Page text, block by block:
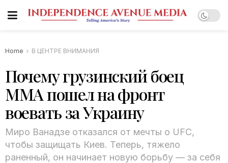
Home В ЦЕНТРЕ ВНИМАНИЯ
Почему грузинский боец
ММА пошел на фронт
воевать за Украину
Миро Ванадзе отказался от мечты о UFC,
чтобы защищать Киев. Теперь, тяжело
раненный, он начинает новую борьбу — за себя